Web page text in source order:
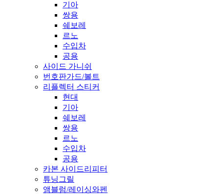
기아
쌍용
쉐보레
르노
수입차
공용
사이드 가니쉬
번호판가드/볼트
리플렉터 스티커
현대
기아
쉐보레
쌍용
르노
수입차
공용
카본 사이드리피터
튜닝그릴
앰블럼/레이싱와펜